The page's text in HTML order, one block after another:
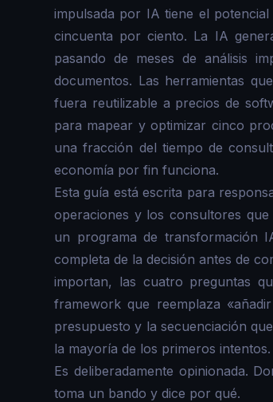
impulsada por IA tiene el
cincuenta por ciento. La IA
pasando de meses de análisis
documentos. Las herramientas
fuera reutilizable a precios de
para mapear y optimizar cinco
una fracción del tiempo de
economía por fin funciona.
Esta guía está escrita para
operaciones y los consultores que
un programa de transformación
completa de la decisión antes de
importan, las cuatro preguntas
framework que reemplaza
presupuesto y la secuenciación
la mayoría de los primeros intentos.
Es deliberadamente opinionada.
toma un bando y dice por qué.